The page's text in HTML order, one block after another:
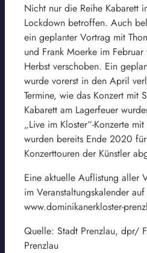
Nicht nur die Reihe Kabarett
Lockdown betroffen. Auch
ein geplanter Vortrag mit
und Frank Moerke im
Herbst verschoben. Ein
wurde vorerst in den April
Termine, wie das Konzert mit
Kabarett am Lagerfeuer
„Live im Kloster“-Konzerte
wurden bereits Ende 2020
Konzerttouren der Künstler
Eine aktuelle Auflistung aller
im Veranstaltungskalender
www.dominikanerkloster-
Quelle: Stadt Prenzlau, dpr/
Prenzlau